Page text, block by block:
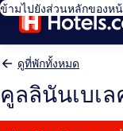
ข้ามไปยังส่วนหลักของห
ดูที่พักทั้งหมด
คูลลินันเบเ